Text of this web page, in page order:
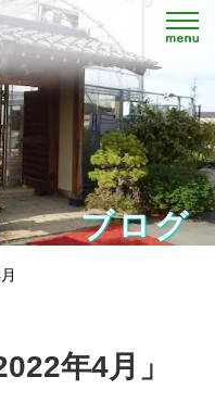
ブログ
年4月」